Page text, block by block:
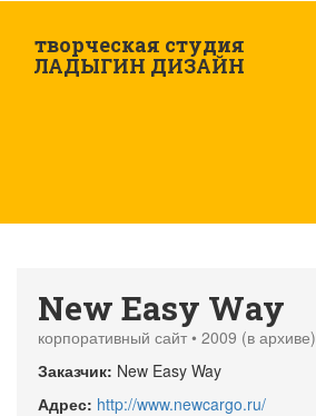
творческая студия
ЛАДЫГИН ДИЗАЙН
New Easy Way
корпоративный сайт • 2009 (в архиве)
Заказчик: New Easy Way
Адрес: http://www.newcargo.ru/